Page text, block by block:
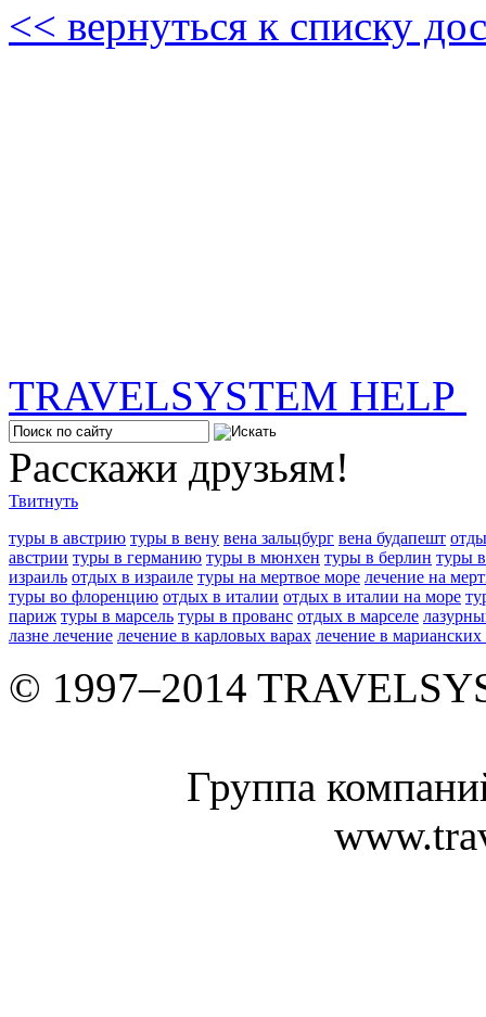
<< вернуться к списку
TRAVELSYSTEM HELP
Расскажи друзьям!
Твитнуть
туры в австрию туры в вену вена зальцбург вена будапешт
австрии туры в германию туры в мюнхен туры в берлин туры
израиль отдых в израиле туры на мертвое море лечение на
туры во флоренцию отдых в италии отдых в италии на море
париж туры в марсель туры в прованс отдых в марселе
лазне лечение лечение в карловых варах лечение в марианских
© 1997–2014
Группа